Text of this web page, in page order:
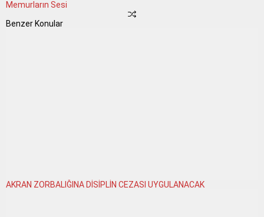
Memurların Sesi
Benzer Konular
AKRAN ZORBALIĞINA DİSİPLİN CEZASI UYGULANACAK